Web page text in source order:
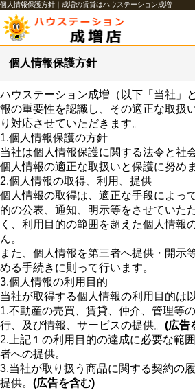
個人情報保護方針｜成増の賃貸はハウステーション成増
個人情報保護方針
ハウステーション成増（以下「当社」
報の重要性を認識し、その適正な取扱
り対応させていただきます。
1.個人情報保護の方針
当社は個人情報保護に関する法令と社
個人情報の適正な取扱いと保護に努めま
2.個人情報の取得、利用、提供
個人情報の取得は、適正な手段によっ
的の公表、通知、明示等をさせていた
く、利用目的の範囲を超えた個人情報
ん。
また、個人情報を第三者へ提供・開示
める手続きに則って行います。
3.個人情報の利用目的
当社が取得する個人情報の利用目的は
1.不動産の売買、賃貸、仲介、管理等
行、及び情報、サービスの提供。 (広告
2.上記１の利用目的の達成に必要な範
者への提供。
3.当社が取り扱う商品に関する契約の
提供。 (広告を含む)